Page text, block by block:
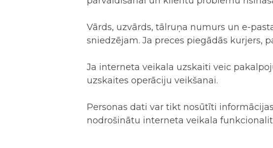
Vārds, uzvārds, tālruņa numurs un e-
sniedzējam. Ja preces piegādās kurjers,
Ja interneta veikala uzskaiti veic
uzskaites operāciju veikšanai.
Personas dati var tikt nosūtīti
nodrošinātu interneta veikala